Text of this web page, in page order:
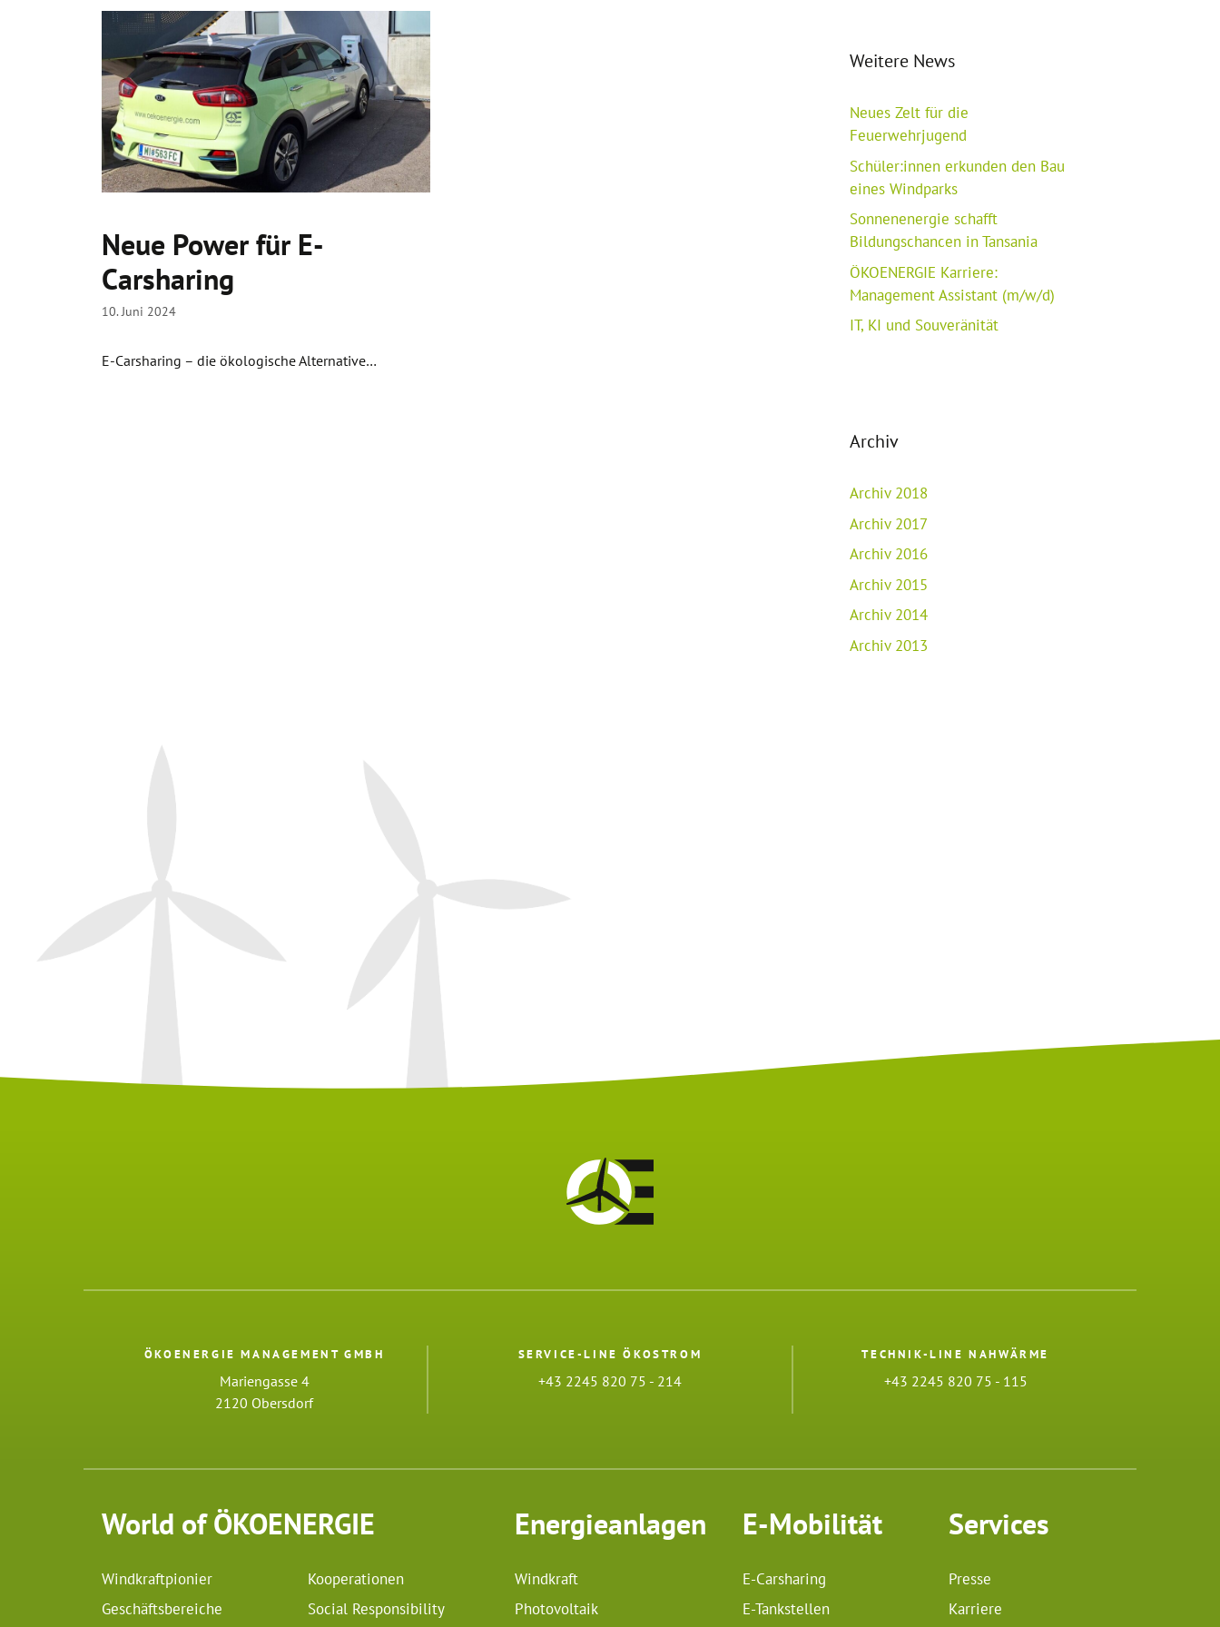
Neue Power für E-
Carsharing
10. Juni 2024
E-Carsharing – die ökologische Alternative…
Weitere News
Neues Zelt für die
Feuerwehrjugend
Schüler:innen erkunden den Bau
eines Windparks
Sonnenenergie schafft
Bildungschancen in Tansania
ÖKOENERGIE Karriere:
Management Assistant (m/w/d)
IT, KI und Souveränität
Archiv
Archiv 2018
Archiv 2017
Archiv 2016
Archiv 2015
Archiv 2014
Archiv 2013
ÖKOENERGIE MANAGEMENT GMBH
Mariengasse 4
2120 Obersdorf
SERVICE-LINE ÖKOSTROM
+43 2245 820 75 - 214
TECHNIK-LINE NAHWÄRME
+43 2245 820 75 - 115
World of ÖKOENERGIE
Windkraftpionier
Geschäftsbereiche
Kooperationen
Social Responsibility
Energieanlagen
Windkraft
Photovoltaik
E-Mobilität
E-Carsharing
E-Tankstellen
Services
Presse
Karriere